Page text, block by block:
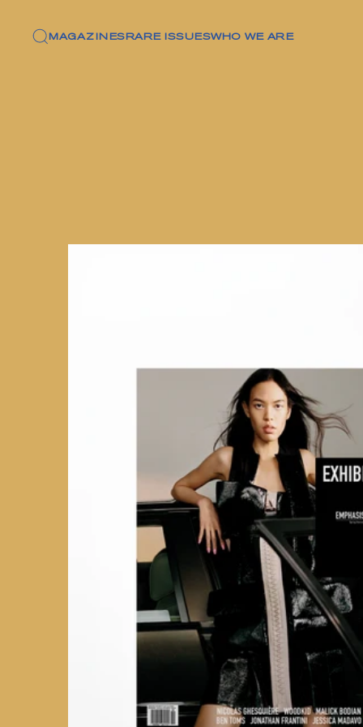
MAGAZINESRARE ISSUESWHO WE ARE